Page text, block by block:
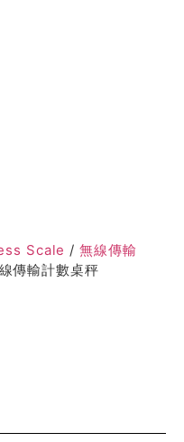
Scale /無線傳輸
傳輸計數桌秤